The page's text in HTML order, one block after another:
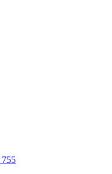
755